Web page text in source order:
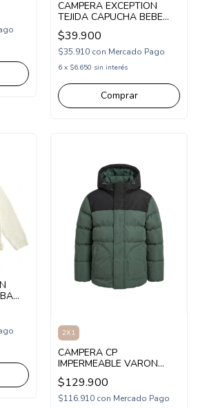
CAMPERA EXCEPTION
TEJIDA CAPUCHA BEBE
(EX26BSW07)
$39.900
$35.910 con Mercado Pago
6 x $6.650 sin interés
Comprar
2X1
CAMPERA CP
IMPERMEABLE VARON
COMBINADA CON
CAPUCHA (CP265511)
$129.900
$116.910 con Mercado Pago